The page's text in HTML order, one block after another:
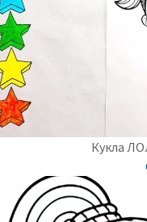
Кукла